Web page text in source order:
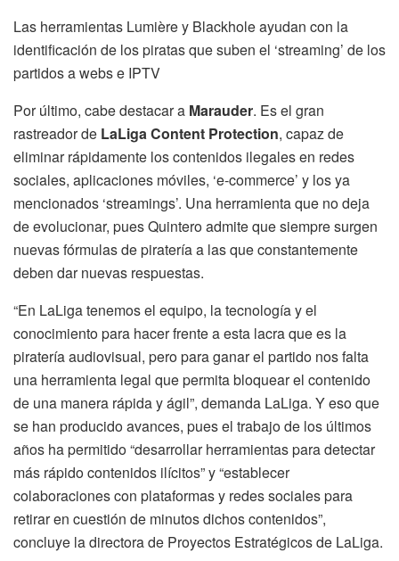
Las herramientas Lumière y Blackhole ayudan con la
identificación de los piratas que suben el ‘streaming’ de los
partidos a webs e IPTV
Por último, cabe destacar a Marauder. Es el gran
rastreador de LaLiga Content Protection, capaz de
eliminar rápidamente los contenidos ilegales en redes
sociales, aplicaciones móviles, ‘e-commerce’ y los ya
mencionados ‘streamings’. Una herramienta que no deja
de evolucionar, pues Quintero admite que siempre surgen
nuevas fórmulas de piratería a las que constantemente
deben dar nuevas respuestas.
“En LaLiga tenemos el equipo, la tecnología y el
conocimiento para hacer frente a esta lacra que es la
piratería audiovisual, pero para ganar el partido nos falta
una herramienta legal que permita bloquear el contenido
de una manera rápida y ágil”, demanda LaLiga. Y eso que
se han producido avances, pues el trabajo de los últimos
años ha permitido “desarrollar herramientas para detectar
más rápido contenidos ilícitos” y “establecer
colaboraciones con plataformas y redes sociales para
retirar en cuestión de minutos dichos contenidos”,
concluye la directora de Proyectos Estratégicos de LaLiga.